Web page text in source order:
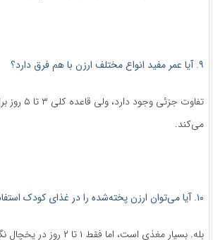
۹. آیا عمر مفید انواع مختلف ارزن با هم فرق دارد؟
تفاوت جزئی
می‌کند.
۱۰. آیا می‌توان ارزن پخته‌شده را در غذای کودک استفاده کرد؟
بله. بسیار مغذی است، اما فقط